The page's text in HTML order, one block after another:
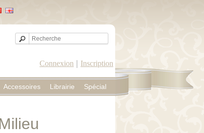
Connexion | Inscription
Accessoires Librairie Spécial